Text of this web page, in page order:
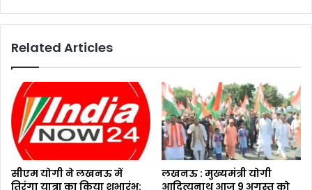
Related Articles
सीएम योगी ने लखनऊ में
तिरंगा यात्रा का किया शुभारंभ:
लखनऊ : मुख्यमंत्री योगी
आदित्यनाथ आज 9 अगस्त को